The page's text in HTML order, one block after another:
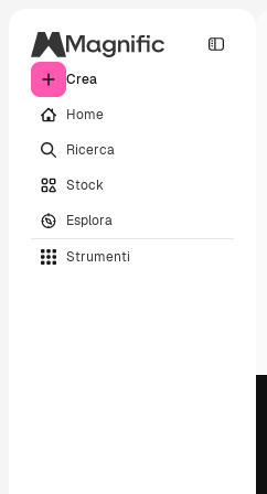
Crea
Home
Ricerca
Stock
Esplora
Strumenti